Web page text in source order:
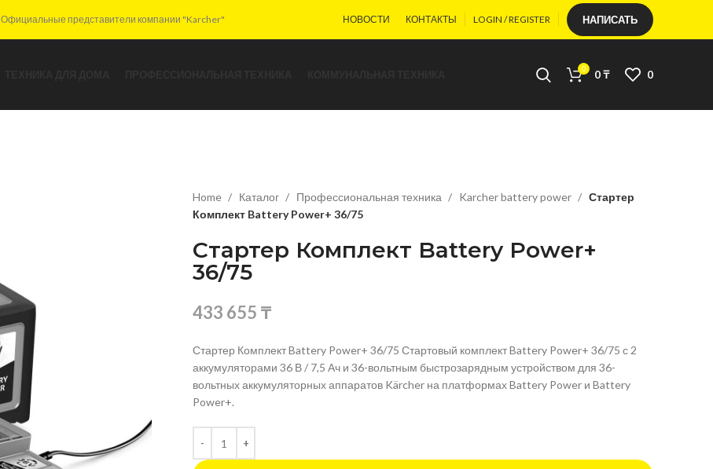
Официальные представители компании "Karcher" НОВОСТИ КОНТАКТЫ LOGIN / REGISTER НАПИСАТЬ
0 0₸ 0
Home Каталог Профессиональная техника Karcher battery power
Стартер
Комплект Battery Power+ 36/75
Стартер Комплект Battery Power+
36/75
433 655 ₸
Стартер Комплект Battery Power+ 36/75 Стартовый комплект Battery Power+ 36/75 с 2
аккумуляторами 36 В / 7,5 Ач и 36-вольтным быстрозарядным устройством для 36-
вольтных аккумуляторных аппаратов Kärcher на платформах Battery Power и Battery
Power+.